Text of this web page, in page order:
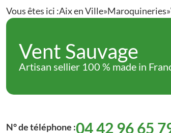
Vous êtes ici :Aix en Ville»Maroquineries»
Vent Sauvage
Artisan sellier 100 % made in
N° de téléphone :04 42 96 65